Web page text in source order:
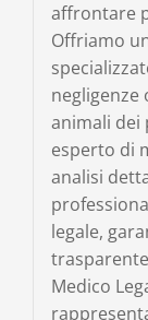
affrontare
Offriamo
animali dei
esperto di
analisi
legale,
Medico